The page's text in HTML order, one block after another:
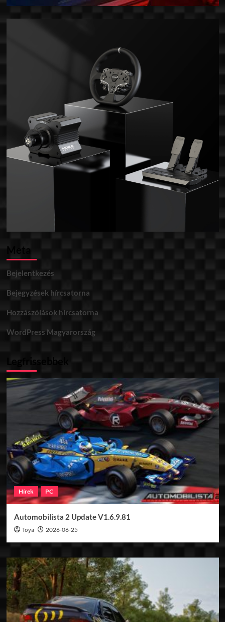
Meta
Bejelentkezés
Bejegyzések hírcsatorna
Hozzászólások hírcsatorna
WordPress Magyarország
Legfrissebbek
Hírek PC
Automobilista 2 Update V1.6.9.81
Toya 2026-06-25